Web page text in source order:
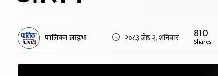
पालिका लाइभ २०८३ जेष्ठ २, शनिबार 810
Shares